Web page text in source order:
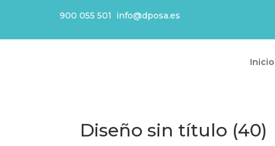
900 055 501 info@dposa.es
Inicio
Diseño sin título (40)